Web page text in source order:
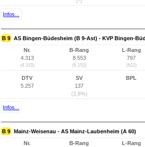
Infos...
B 9 AS Bingen-Büdesheim (B 9-Ast) - KVP Bingen-
Nr.
4.313
(4.315)
B-Rang
8.553
(6.153)
L-Rang
797
(622)
DTV
5.257
SV
137
(2,6%)
BPL
Infos...
B 9 Mainz-Weisenau - AS Mainz-Laubenheim (A 60)
Nr.
B-Rang
L-Rang